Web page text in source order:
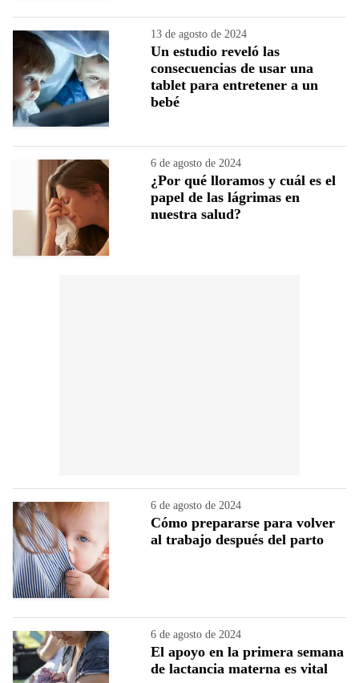
13 de agosto de 2024
Un estudio reveló las
consecuencias de usar una
tablet para entretener a un
bebé
6 de agosto de 2024
¿Por qué lloramos y cuál es el
papel de las lágrimas en
nuestra salud?
6 de agosto de 2024
Cómo prepararse para volver
al trabajo después del parto
6 de agosto de 2024
El apoyo en la primera semana
de lactancia materna es vital